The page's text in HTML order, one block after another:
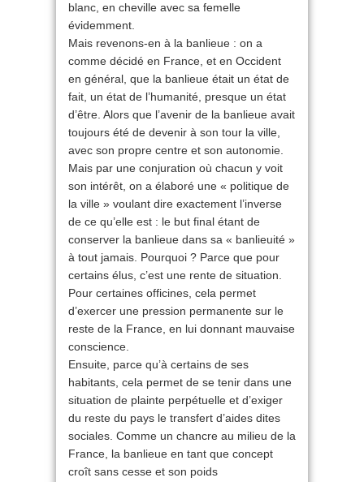
blanc, en cheville avec sa femelle
évidemment.
Mais revenons-en à la banlieue : on a
comme décidé en France, et en Occident
en général, que la banlieue était un état de
fait, un état de l’humanité, presque un état
d’être. Alors que l’avenir de la banlieue avait
toujours été de devenir à son tour la ville,
avec son propre centre et son autonomie.
Mais par une conjuration où chacun y voit
son intérêt, on a élaboré une « politique de
la ville » voulant dire exactement l’inverse
de ce qu’elle est : le but final étant de
conserver la banlieue dans sa « banlieuité »
à tout jamais. Pourquoi ? Parce que pour
certains élus, c’est une rente de situation.
Pour certaines officines, cela permet
d’exercer une pression permanente sur le
reste de la France, en lui donnant mauvaise
conscience.
Ensuite, parce qu’à certains de ses
habitants, cela permet de se tenir dans une
situation de plainte perpétuelle et d’exiger
du reste du pays le transfert d’aides dites
sociales. Comme un chancre au milieu de la
France, la banlieue en tant que concept
croît sans cesse et son poids